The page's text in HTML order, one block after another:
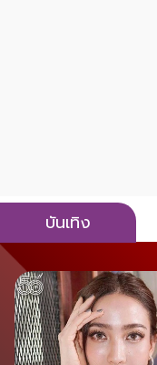
บันเทิง